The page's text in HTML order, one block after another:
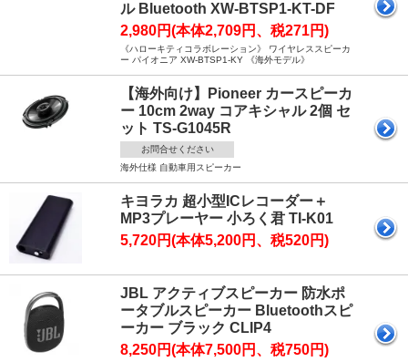
ル Bluetooth XW-BTSP1-KT-DF
2,980円(本体2,709円、税271円)
《ハローキティコラボレーション》 ワイヤレススピーカ
ー パイオニア XW-BTSP1-KY 《海外モデル》
【海外向け】Pioneer カースピーカ
ー 10cm 2way コアキシャル 2個 セ
ット TS-G1045R
お問合せください
海外仕様 自動車用スピーカー
キヨラカ 超小型ICレコーダー＋
MP3プレーヤー 小ろく君 TI-K01
5,720円(本体5,200円、税520円)
JBL アクティブスピーカー 防水ポ
ータブルスピーカー Bluetoothスピ
ーカー ブラック CLIP4
8,250円(本体7,500円、税750円)